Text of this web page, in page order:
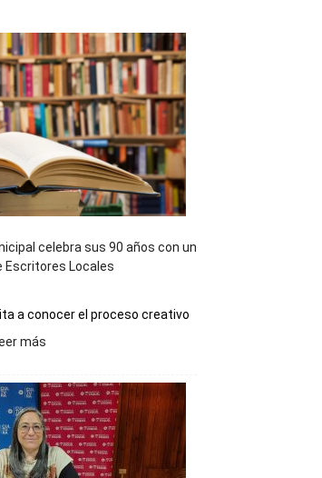
celebra sus 90 años con un
Escritores Locales
a conocer el proceso creativo
más
Municipal
celebra
sus
90
años